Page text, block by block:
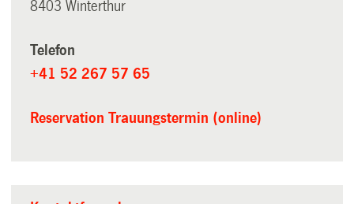
8403 Winterthur
Telefon
+41 52 267 57 65
Reservation Trauungstermin (online)